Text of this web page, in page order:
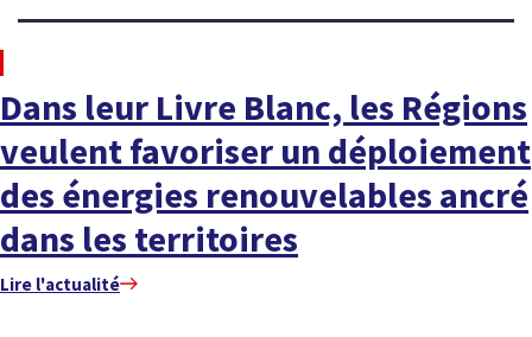
Dans leur Livre Blanc, les Régions
veulent favoriser un déploiement
des énergies renouvelables ancré
dans les territoires
Lire l'actualité